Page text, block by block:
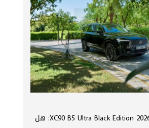
تجربة فولفو XC90 B5 Ultra Black Edition 2026: هل